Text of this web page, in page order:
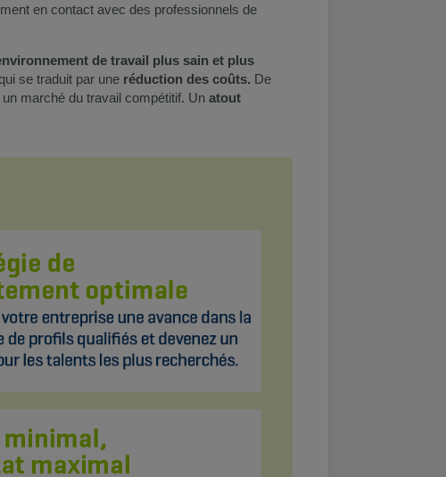
en contact avec des professionnels de
de travail plus sain et plus
se traduit par une réduction des coûts. De
marché du travail compétitif. Un atout